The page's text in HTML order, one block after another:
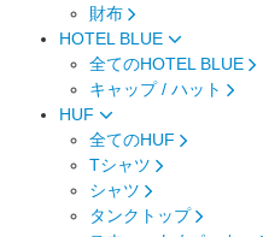
財布
HOTEL BLUE
全てのHOTEL BLUE
キャップ / ハット
HUF
全てのHUF
Tシャツ
シャツ
タンクトップ